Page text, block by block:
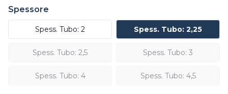
Spessore
Spess. Tubo: 2 Spess. Tubo: 2,25
Spess. Tubo: 2,5 Spess. Tubo: 3
Spess. Tubo: 4 Spess. Tubo: 4,5